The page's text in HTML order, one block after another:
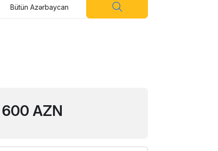
Bütün Azərbaycan
600 AZN
Apple iPhone 13 128 GB
Ceyhun adgozell
TStore